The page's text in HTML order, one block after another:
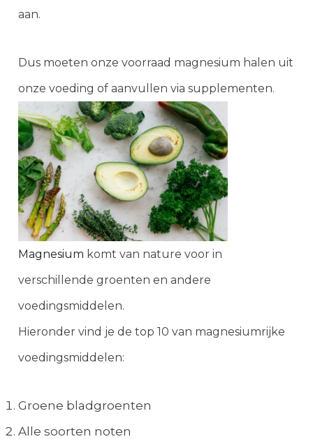
aan.
Dus moeten onze voorraad magnesium halen uit
onze voeding of aanvullen via supplementen.
Magnesium komt van nature voor in
verschillende groenten en andere
voedingsmiddelen.
Hieronder vind je de top 10 van magnesiumrijke
voedingsmiddelen:
Groene bladgroenten
Alle soorten noten